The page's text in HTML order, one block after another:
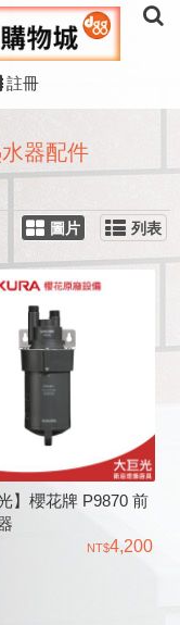
註冊
器配件
圖片 列表
】櫻花牌 P9870 前
4,200